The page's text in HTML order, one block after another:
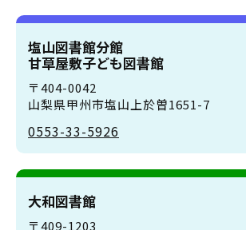
塩山図書館分館
甘草屋敷子ども図書館
〒404-0042
山梨県甲州市塩山上於曽1651-7
0553-33-5926
大和図書館
〒409-1203